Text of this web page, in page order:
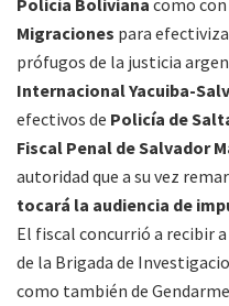
Policía Boliviana como
Migraciones para
prófugos de la justicia
Internacional Yacuiba-
efectivos de Policía de
Fiscal Penal de Salvador
autoridad que a su vez
tocará la audiencia de
El fiscal concurrió a recibir
de la Brigada de
como también de